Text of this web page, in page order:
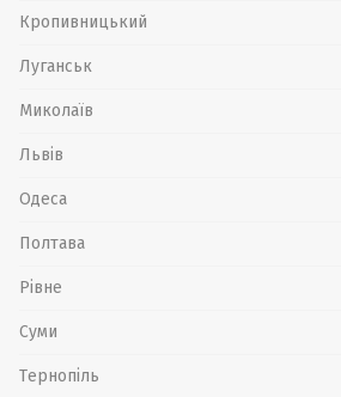
Кропивницький
Луганськ
Миколаїв
Львів
Одеса
Полтава
Рівне
Суми
Тернопіль